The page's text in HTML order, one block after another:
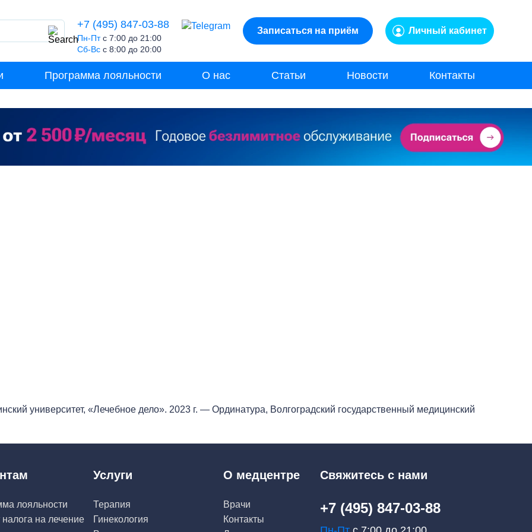
+7 (495) 847-03-88
Пн-Птс 7:00 до 21:00
Сб-Вс с 8:00 до 20:00
Записаться на приём Личный кабинет
Программа лояльности О нас Статьи Новости Контакты
университет, «Лечебное дело». 2023 г. — Ординатура, Волгоградский государственный медицинский
лояльности
налога на лечение
Услуги
Терапия
Гинекология
О медцентре
Врачи
Контакты
Свяжитесь с нами
+7 (495) 847-03-88